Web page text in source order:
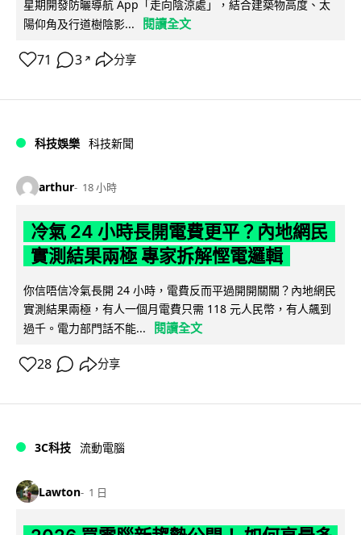
星期開發防曬導航 App「走向陰涼處」，結合建築物高度、太
陽仰角及行道樹陰影...
閱讀全文
71 3 ↗ 分享
科技娛樂 科技新聞
arthur 18 小時
冷氣 24 小時長開電費更平？內地網民
實測結果兩極 專家拆解慳電邏輯
你信唔信冷氣長開 24 小時，電費反而平過開開關關？內地網民
實測結果兩極，有人一個月電費只需 118 元人民幣，有人飆到
過千。電力部門話不能...
閱讀全文
28 分享
3C科技 流動電腦
Lawton 1 日